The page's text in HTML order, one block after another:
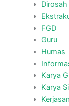
Dirosah
FGD
Guru
Humas
Karya
Karya